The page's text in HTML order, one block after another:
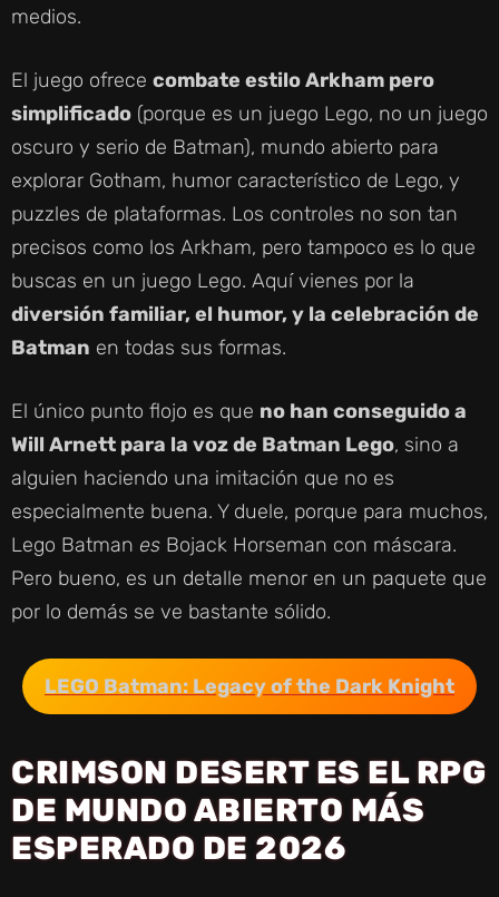
medios.
El juego ofrece combate estilo Arkham pero
simplificado (porque es un juego Lego, no un juego
oscuro y serio de Batman), mundo abierto para
explorar Gotham, humor característico de Lego, y
puzzles de plataformas. Los controles no son tan
precisos como los Arkham, pero tampoco es lo que
buscas en un juego Lego. Aquí vienes por la
diversión familiar, el humor, y la celebración de
Batman en todas sus formas.
El único punto flojo es que no han conseguido a
Will Arnett para la voz de Batman Lego, sino a
alguien haciendo una imitación que no es
especialmente buena. Y duele, porque para muchos,
Lego Batman es Bojack Horseman con máscara.
Pero bueno, es un detalle menor en un paquete que
por lo demás se ve bastante sólido.
LEGO Batman: Legacy of the Dark Knight
CRIMSON DESERT ES EL RPG
DE MUNDO ABIERTO MÁS
ESPERADO DE 2026